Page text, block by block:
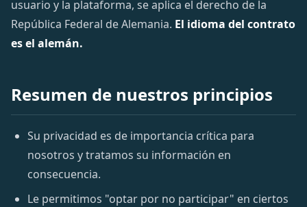
usuario y la plataforma, se aplica el derecho de la
República Federal de Alemania. El idioma del contrato
es el alemán.
Resumen de nuestros principios
Su privacidad es de importancia crítica para
nosotros y tratamos su información en
consecuencia.
Le permitimos "optar por no participar" en ciertos